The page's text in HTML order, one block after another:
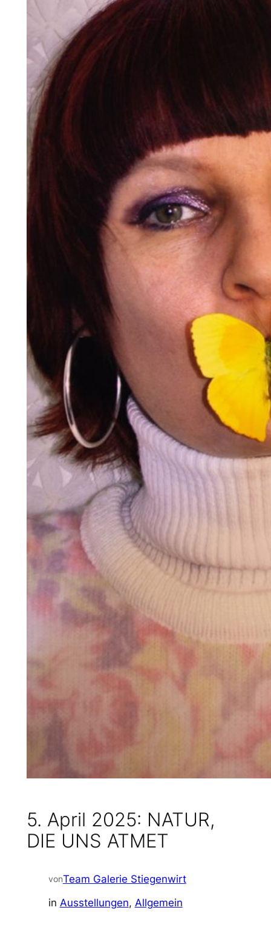
5. April 2025: NATUR,
DIE UNS ATMET
vonTeam Galerie Stiegenwirt
in Ausstellungen, Allgemein